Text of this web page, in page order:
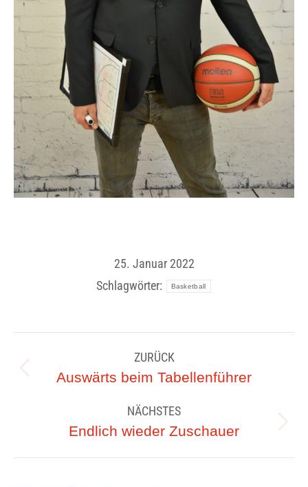
25. Januar 2022
Schlagwörter:
Basketball
ZURÜCK
Vorheriger
Auswärts beim Tabellenführer
NÄCHSTES
Nächster
Endlich wieder Zuschauer